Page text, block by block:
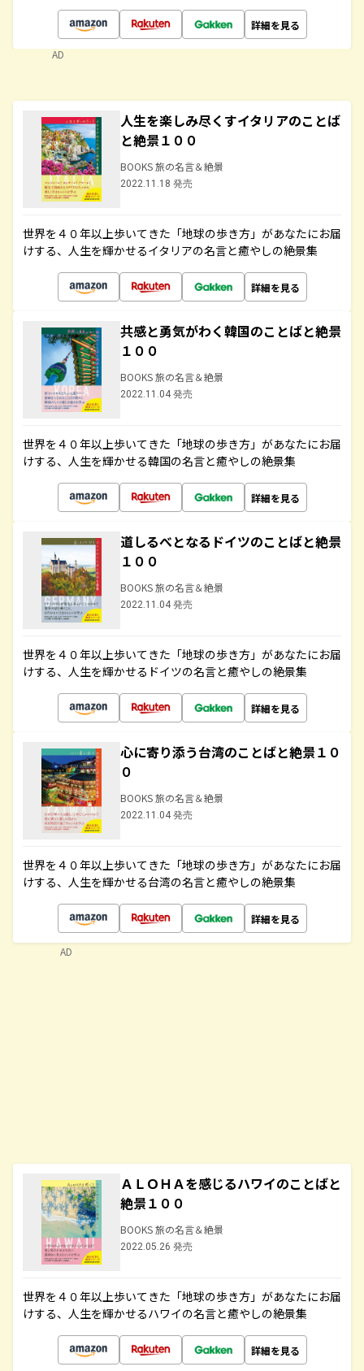
詳細を見る
AD
人生を楽しみ尽くすイタリアのことば
と絶景１００
BOOKS 旅の名言＆絶景
2022.11.18 発売
世界を４０年以上歩いてきた「地球の歩き方」があなたにお届
けする、人生を輝かせるイタリアの名言と癒やしの絶景集
詳細を見る
共感と勇気がわく韓国のことばと絶景
１００
BOOKS 旅の名言＆絶景
2022.11.04 発売
世界を４０年以上歩いてきた「地球の歩き方」があなたにお届
けする、人生を輝かせる韓国の名言と癒やしの絶景集
詳細を見る
道しるべとなるドイツのことばと絶景
１００
BOOKS 旅の名言＆絶景
2022.11.04 発売
世界を４０年以上歩いてきた「地球の歩き方」があなたにお届
けする、人生を輝かせるドイツの名言と癒やしの絶景集
詳細を見る
心に寄り添う台湾のことばと絶景１０
０
BOOKS 旅の名言＆絶景
2022.11.04 発売
世界を４０年以上歩いてきた「地球の歩き方」があなたにお届
けする、人生を輝かせる台湾の名言と癒やしの絶景集
詳細を見る
ＡＬＯＨＡを感じるハワイのことばと
絶景１００
BOOKS 旅の名言＆絶景
2022.05.26 発売
世界を４０年以上歩いてきた「地球の歩き方」があなたにお届
けする、人生を輝かせるハワイの名言と癒やしの絶景集
詳細を見る
AD